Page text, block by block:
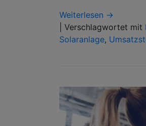
Weiterlesen →
Verschlagwortet mit
Solaranlage,